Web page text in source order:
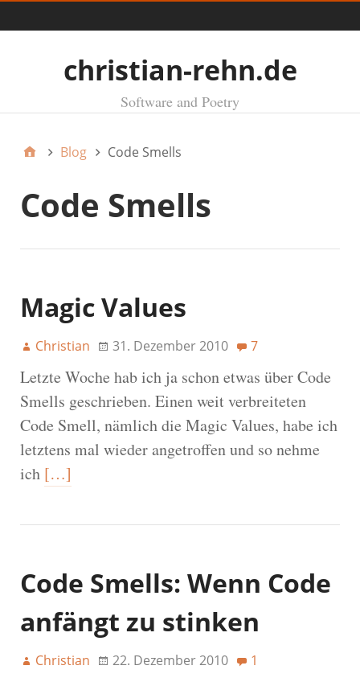
christian-rehn.de
Software and Poetry
Blog Code Smells
Code Smells
Magic Values
Christian 31. Dezember 2010 7
Letzte Woche hab ich ja schon etwas über Code
Smells geschrieben. Einen weit verbreiteten
Code Smell, nämlich die Magic Values, habe ich
letztens mal wieder angetroffen und so nehme
ich […]
Code Smells: Wenn Code
anfängt zu stinken
Christian 22. Dezember 2010 1